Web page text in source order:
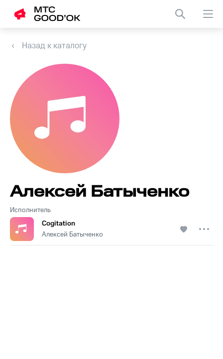
Назад к каталогу
Исполнитель
Алексей Батыченко
Cogitation
Алексей Батыченко